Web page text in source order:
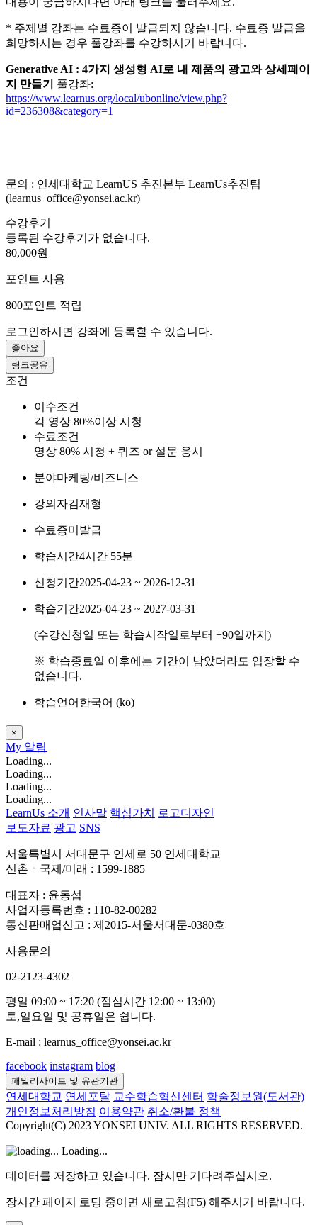
* 주제별 강좌는 수료증이 발급되지 않습니다. 수료증 발급을
희망하시는 경우 풀강좌를 수강하시기 바랍니다.
Generative AI : 4가지 생성형 AI로 내 제품의 광고와 상세페이
지 만들기
풀강좌:
https://www.learnus.org/local/ubonline/view.php?
id=236308&category=1
문의 : 연세대학교 LearnUS 추진본부 LearnUs추진팀
(learnus_office@yonsei.ac.kr)
수강후기
등록된 수강후기가 없습니다.
80,000원
포인트 사용
800포인트 적립
로그인하시면 강좌에 등록할 수 있습니다.
좋아요
링크공유
조건
이수조건
각 영상 80%이상 시청
수료조건
영상 80% 시청 + 퀴즈 or 설문 응시
분야마케팅/비즈니스
강의자김재형
수료증미발급
학습시간4시간 55분
신청기간2025-04-23 ~ 2026-12-31
학습기간2025-04-23 ~ 2027-03-31
(수강신청일 또는 학습시작일로부터 +90일까지)
※ 학습종료일 이후에는 기간이 남았더라도 입장할 수
없습니다.
학습언어 한국어 ‎(ko)‎
×
My 알림
Loading...
Loading...
Loading...
Loading...
LearnUs 소개 인사말 핵심가치
로고디자인
보도자료 광고 SNS
서울특별시 서대문구 연세로 50 연세대학교
신촌ㆍ국제/미래 : 1599-1885
대표자 : 윤동섭
사업자등록번호 : 110-82-00282
통신판매업신고 : 제2015-서울서대문-0380호
사용문의
02-2123-4302
평일 09:00 ~ 17:20 (점심시간 12:00 ~ 13:00)
토,일요일 및 공휴일은 쉽니다.
E-mail : learnus_office@yonsei.ac.kr
facebook instagram blog
패밀리사이트 및 유관기관
연세대학교 연세포탈 교수학습혁신센터 학술정보원(도서관)
개인정보처리방침 이용약관 취소/환불 정책
Copyright(C) 2023 YONSEI UNIV. ALL RIGHTS RESERVED.
Loading...
데이터를 저장하고 있습니다. 잠시만 기다려주십시오.
장시간 페이지 로딩 중이면 새로고침(F5) 해주시기 바랍니다.